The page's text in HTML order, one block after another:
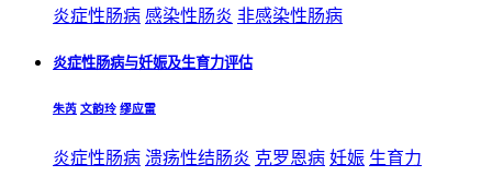
炎症性肠病 感染性肠炎 非感染性肠病
炎症性肠病与妊娠及生育力评估
朱芮 文韵玲 缪应雷
炎症性肠病 溃疡性结肠炎 克罗恩病 妊娠 生育力